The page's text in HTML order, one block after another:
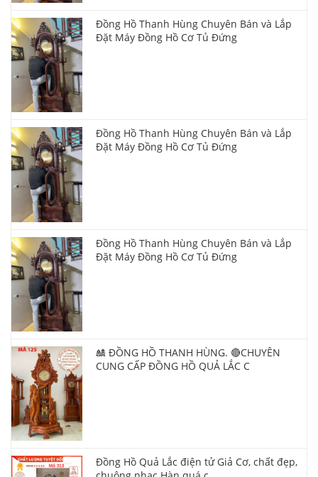
Đồng Hồ Thanh Hùng Chuyên Bán và Lắp
Đặt Máy Đồng Hồ Cơ Tủ Đứng
Đồng Hồ Thanh Hùng Chuyên Bán và Lắp
Đặt Máy Đồng Hồ Cơ Tủ Đứng
Đồng Hồ Thanh Hùng Chuyên Bán và Lắp
Đặt Máy Đồng Hồ Cơ Tủ Đứng
🎎 ĐỒNG HỒ THANH HÙNG. 🔴CHUYÊN
CUNG CẤP ĐỒNG HỒ QUẢ LẮC C
Đồng Hồ Quả Lắc điện tử Giả Cơ, chất đẹp,